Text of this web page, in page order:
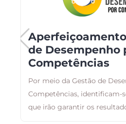
de Desempenho
Competências
Por meio da Gestão de
Competências, identificam-
que irão garantir os